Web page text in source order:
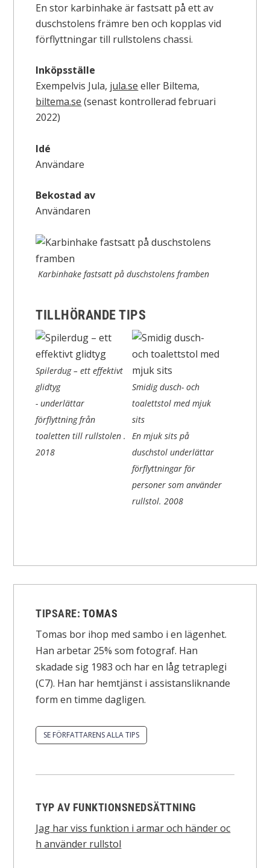
En stor karbinhake är fastsatt på ett av
duschstolens främre ben och kopplas vid
förflyttningar till rullstolens chassi.
Inköpsställe
Exempelvis Jula, jula.se eller Biltema,
biltema.se (senast kontrollerad februari
2022)
Idé
Användare
Bekostad av
Användaren
Karbinhake fastsatt på duschstolens framben
TILLHÖRANDE TIPS
Spilerdug – ett effektivt
glidtyg
- underlättar
förflyttning från
toaletten till rullstolen .
2018
Smidig dusch- och
toalettstol med mjuk
sits
En mjuk sits på
duschstol underlättar
förflyttningar för
personer som använder
rullstol.2008
TIPSARE: TOMAS
Tomas bor ihop med sambo i en lägenhet.
Han arbetar 25% som fotograf. Han
skadade sig 1983 och har en låg tetraplegi
(C7). Han har hemtjänst i assistansliknande
form en timme dagligen.
SE FÖRFATTARENS ALLA TIPS
TYP AV FUNKTIONSNEDSÄTTNING
Jag har viss funktion i armar och händer oc
h använder rullstol